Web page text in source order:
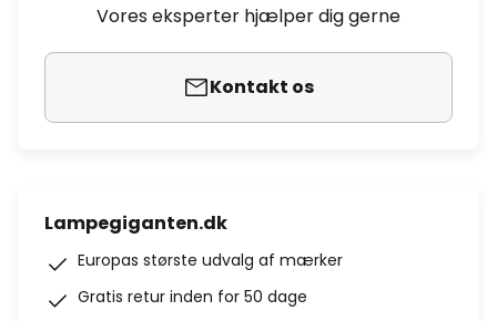
Vores eksperter hjælper dig gerne
Kontakt os
Lampegiganten.dk
Europas største udvalg af mærker
Gratis retur inden for 50 dage